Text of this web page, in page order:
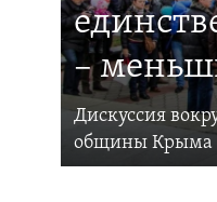
–
Дискуссия
общины Крыма